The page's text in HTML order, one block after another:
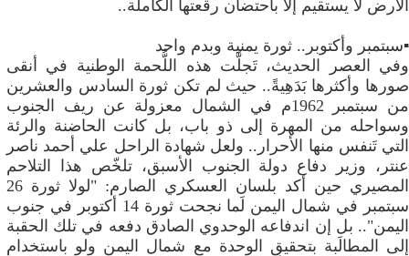
الأرض لا يستقيم إلا باحتضان رقعتها الكاملة..
▪️سبتمبر وأكتوبر.. ​ثورة يمنية وبدم واحد
​وفي العصر الحديث، تَجلَّت هذه اللُّحمة الوطنية في أنقى
صورها وأكثرها بَدَهِيةً.. حيث لم تكن ثورة السادس والعشرين
من سبتمبر 1962م في الشمال معزولة عن ريف الجنوب
وسواحله من المهرة إلى ذو باب، بل كانت الحاضنة والرئة
التي تَنفس منها الأحرار.. ولعل شهادة الراحل علي أحمد ناصر
عنتر، وزير دفاع دولة الجنوب الأسبق، تلخّص هذا التلاحم
المصيري حين أكد بلسان العسكري الصارم: "لولا ثورة 26
سبتمبر في شمال اليمن لَما نجحت ثورة 14 أكتوبر في جنوب
اليمن".. بل إن اندفاعه الوحدوي الصادق دفعه في تلك الحقبة
إلى المطالَبة بتحقيق الوحدة مع شمال اليمن ولو باستخدام